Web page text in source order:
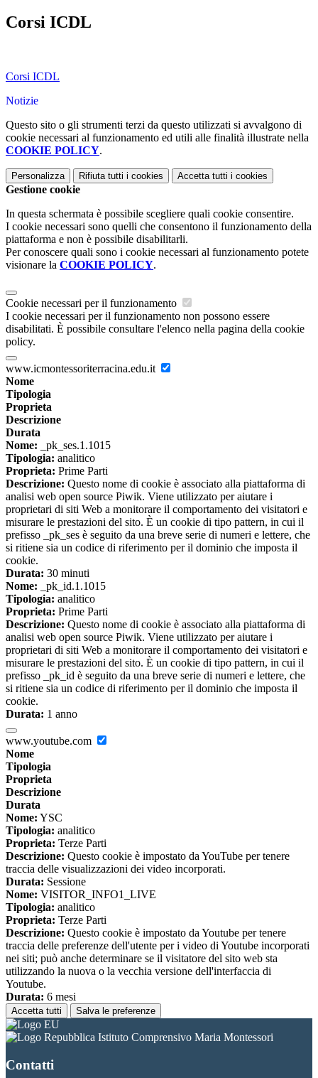
Corsi ICDL
Corsi ICDL
Notizie
Questo sito o gli strumenti terzi da questo utilizzati si avvalgono di
cookie necessari al funzionamento ed utili alle finalità illustrate nella
COOKIE POLICY.
Personalizza Rifiuta tutti i cookies Accetta tutti i cookies
Gestione cookie
In questa schermata è possibile scegliere quali cookie consentire.
I cookie necessari sono quelli che consentono il funzionamento della
piattaforma e non è possibile disabilitarli.
Per conoscere quali sono i cookie necessari al funzionamento potete
visionare la COOKIE POLICY.
Cookie necessari per il funzionamento
I cookie necessari per il funzionamento non possono essere
disabilitati. È possibile consultare l'elenco nella pagina della cookie
policy.
www.icmontessoriterracina.edu.it
Nome
Tipologia
Proprieta
Descrizione
Durata
Nome: _pk_ses.1.1015
Tipologia: analitico
Proprieta: Prime Parti
Descrizione: Questo nome di cookie è associato alla piattaforma di
analisi web open source Piwik. Viene utilizzato per aiutare i
proprietari di siti Web a monitorare il comportamento dei visitatori e
misurare le prestazioni del sito. È un cookie di tipo pattern, in cui il
prefisso _pk_ses è seguito da una breve serie di numeri e lettere, che
si ritiene sia un codice di riferimento per il dominio che imposta il
cookie.
Durata: 30 minuti
Nome: _pk_id.1.1015
Tipologia: analitico
Proprieta: Prime Parti
Descrizione: Questo nome di cookie è associato alla piattaforma di
analisi web open source Piwik. Viene utilizzato per aiutare i
proprietari di siti Web a monitorare il comportamento dei visitatori e
misurare le prestazioni del sito. È un cookie di tipo pattern, in cui il
prefisso _pk_id è seguito da una breve serie di numeri e lettere, che
si ritiene sia un codice di riferimento per il dominio che imposta il
cookie.
Durata: 1 anno
www.youtube.com
Nome
Tipologia
Proprieta
Descrizione
Durata
Nome: YSC
Tipologia: analitico
Proprieta: Terze Parti
Descrizione: Questo cookie è impostato da YouTube per tenere
traccia delle visualizzazioni dei video incorporati.
Durata: Sessione
Nome: VISITOR_INFO1_LIVE
Tipologia: analitico
Proprieta: Terze Parti
Descrizione: Questo cookie è impostato da Youtube per tenere
traccia delle preferenze dell'utente per i video di Youtube incorporati
nei siti; può anche determinare se il visitatore del sito web sta
utilizzando la nuova o la vecchia versione dell'interfaccia di
Youtube.
Durata: 6 mesi
Accetta tutti Salva le preferenze
Istituto Comprensivo Maria Montessori
Contatti